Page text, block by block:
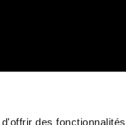
des fonctionnalités